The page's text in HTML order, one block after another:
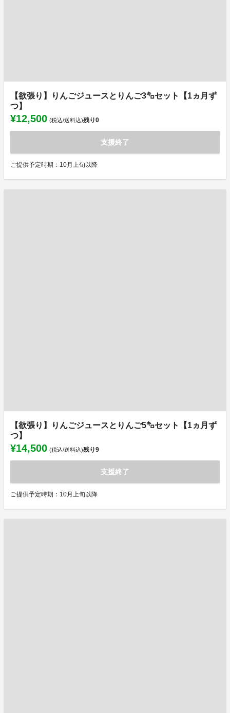
【欲張り】りんごジュースとりんご3㌔セット【1ヵ月ず
つ】
¥12,500 (税込/送料込)残り0
支援終了
ご提供予定時期：10月上旬以降
【欲張り】りんごジュースとりんご5㌔セット【1ヵ月ず
つ】
¥14,500 (税込/送料込)残り9
支援終了
ご提供予定時期：10月上旬以降